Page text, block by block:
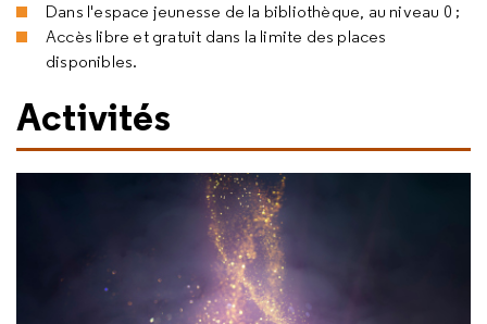
Dans l'espace jeunesse de la bibliothèque, au niveau 0 ;
Accès libre et gratuit dans la limite des places
disponibles.
Activités